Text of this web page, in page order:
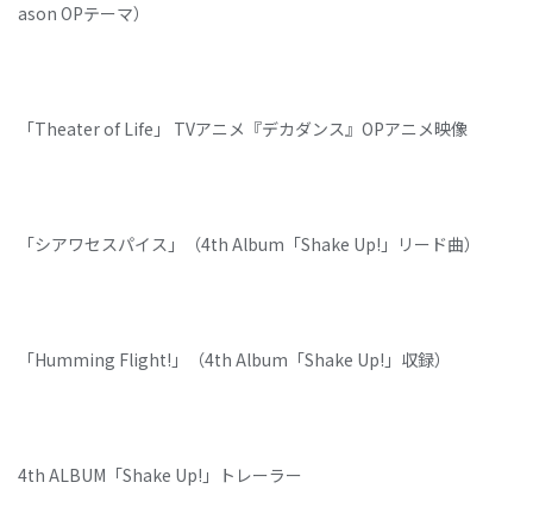
ason OPテーマ）
「Theater of Life」 TVアニメ『デカダンス』OPアニメ映像
「シアワセスパイス」（4th Album「Shake Up!」リード曲）
「Humming Flight!」（4th Album「Shake Up!」収録）
4th ALBUM「Shake Up!」トレーラー